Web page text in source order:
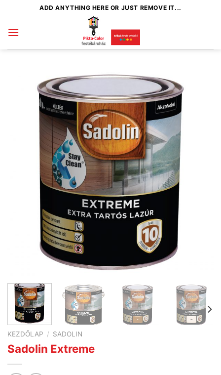
content
ADD ANYTHING HERE OR JUST REMOVE IT...
KEZDŐLAP / SADOLIN
Sadolin Extreme